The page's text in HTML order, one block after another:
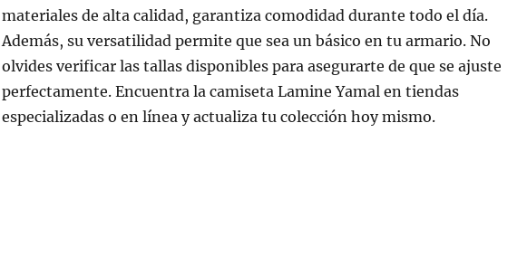
materiales de alta calidad, garantiza comodidad durante todo el día.
Además, su versatilidad permite que sea un básico en tu armario. No
olvides verificar las tallas disponibles para asegurarte de que se ajuste
perfectamente. Encuentra la camiseta Lamine Yamal en tiendas
especializadas o en línea y actualiza tu colección hoy mismo.